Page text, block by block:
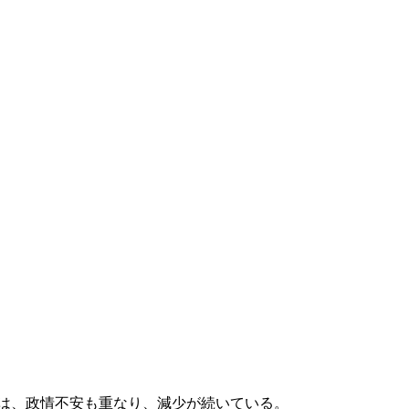
政情不安も重なり、減少が続いている。